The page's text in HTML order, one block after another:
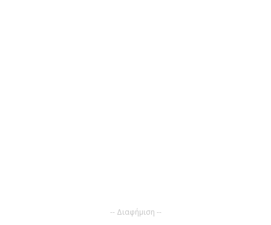
-- Διαφήμιση --